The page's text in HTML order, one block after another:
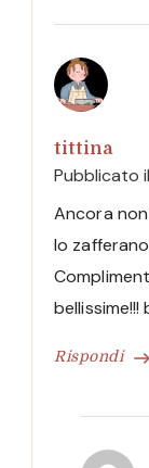
tittina
Pubblicato il
Rispondi
Ancora
lo